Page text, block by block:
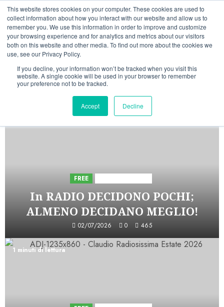
This website stores cookies on your computer. These cookies are used to
collect information about how you interact with our website and allow us to
remember you. We use this information in order to improve and customize
your browsing experience and for analytics and metrics about our visitors
both on this website and other media. To find out more about the cookies we
use, see our Privacy Policy.
If you decline, your information won’t be tracked when you visit this
website. A single cookie will be used in your browser to remember
your preference not to be tracked.
Accept Decline
Vai
contenuto
07/08/202616:58:44
LinkedinFacebook
X TelegramWhatsappMastodon
INIZIATIVE ASTORRI
FREE
In RADIO DECIDONO POCHI;
ALMENO DECIDANO MEGLIO!
02/07/2026 0 465
1 minuti di lettura